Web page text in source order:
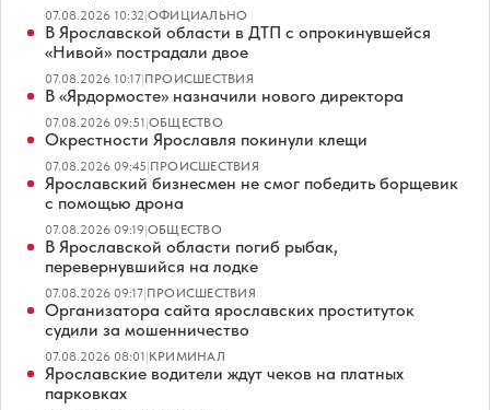
07.08.2026 10:32|ОФИЦИАЛЬНО
В Ярославской области в ДТП с опрокинувшейся
«Нивой» пострадали двое
07.08.2026 10:17|ПРОИСШЕСТВИЯ
В «Ярдормосте» назначили нового директора
07.08.2026 09:51|ОБЩЕСТВО
Окрестности Ярославля покинули клещи
07.08.2026 09:45|ПРОИСШЕСТВИЯ
Ярославский бизнесмен не смог победить борщевик
с помощью дрона
07.08.2026 09:19|ОБЩЕСТВО
В Ярославской области погиб рыбак,
перевернувшийся на лодке
07.08.2026 09:17|ПРОИСШЕСТВИЯ
Организатора сайта ярославских проституток
судили за мошенничество
07.08.2026 08:01|КРИМИНАЛ
Ярославские водители ждут чеков на платных
парковках